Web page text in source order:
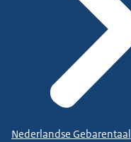
Nederlandse Gebarentaal